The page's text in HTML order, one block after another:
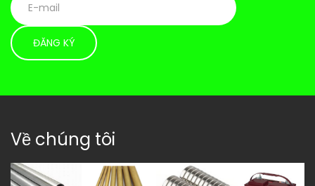
Về chúng tôi